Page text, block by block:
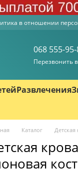
в отношении
068 555-95-
Перезвонить
Развлечения
Каталог Детская